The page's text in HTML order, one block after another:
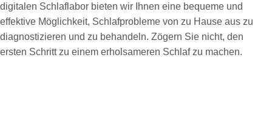
digitalen Schlaflabor bieten wir Ihnen eine bequeme und
effektive Möglichkeit, Schlafprobleme von zu Hause aus zu
diagnostizieren und zu behandeln. Zögern Sie nicht, den
ersten Schritt zu einem erholsameren Schlaf zu machen.